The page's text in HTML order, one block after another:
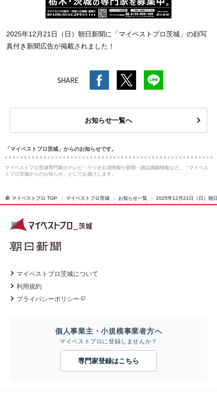
2025年12月21日（日）朝日新聞に「マイベストプロ茨城」の顔写
真付き新聞広告が掲載されました！
SHARE
お知らせ一覧へ
「マイベストプロ茨城」からのお知らせです。
マイベストプロ茨城専門家のテレビ・ラジオ出演情報や新聞・雑誌掲載情報など、「マイベス
トプロ茨城からのお知らせ」としてお届けします。
マイベストプロ TOP マイベストプロ茨城 お知らせ一覧 2025年12月21日（日）朝
マイベストプロ茨城について
利用規約
プライバシーポリシー
個人事業主・小規模事業者方へ
マイベストプロに登録しませんか？
専門家登録はこちら